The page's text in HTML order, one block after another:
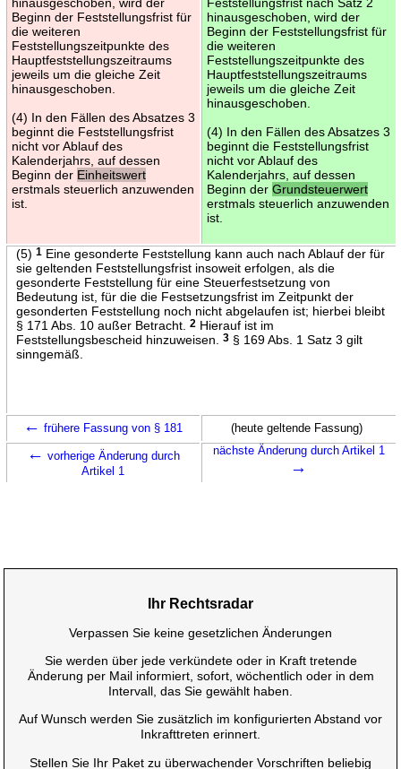
Beginn der Feststellungsfrist für
die weiteren
Feststellungszeitpunkte des
Hauptfeststellungszeitraums
jeweils um die gleiche Zeit
hinausgeschoben.
(4) In den Fällen des Absatzes 3
beginnt die Feststellungsfrist
nicht vor Ablauf des
Kalenderjahrs, auf dessen
Beginn der Einheitswert
erstmals steuerlich anzuwenden
ist.
hinausgeschoben, wird der
Beginn der Feststellungsfrist für
die weiteren
Feststellungszeitpunkte des
Hauptfeststellungszeitraums
jeweils um die gleiche Zeit
hinausgeschoben.
(4) In den Fällen des Absatzes 3
beginnt die Feststellungsfrist
nicht vor Ablauf des
Kalenderjahrs, auf dessen
Beginn der Grundsteuerwert
erstmals steuerlich anzuwenden
ist.
(5) 1Eine gesonderte Feststellung kann auch nach Ablauf der für
sie geltenden Feststellungsfrist insoweit erfolgen, als die
gesonderte Feststellung für eine Steuerfestsetzung von
Bedeutung ist, für die die Festsetzungsfrist im Zeitpunkt der
gesonderten Feststellung noch nicht abgelaufen ist; hierbei bleibt
§ 171 Abs. 10 außer Betracht.
2Hierauf ist im
Feststellungsbescheid hinzuweisen.
3§ 169 Abs. 1 Satz 3 gilt
sinngemäß.
← frühere Fassung von § 181 (heute geltende Fassung)
← vorherige Änderung durch
Artikel 1
nächste Änderung durch Artikel 1
→
Ihr Rechtsradar
Verpassen Sie keine gesetzlichen Änderungen
Sie werden über jede verkündete oder in Kraft tretende
Änderung per Mail informiert, sofort, wöchentlich oder in dem
Intervall, das Sie gewählt haben.
Auf Wunsch werden Sie zusätzlich im konfigurierten Abstand vor
Inkrafttreten erinnert.
Stellen Sie Ihr Paket zu überwachender Vorschriften beliebig